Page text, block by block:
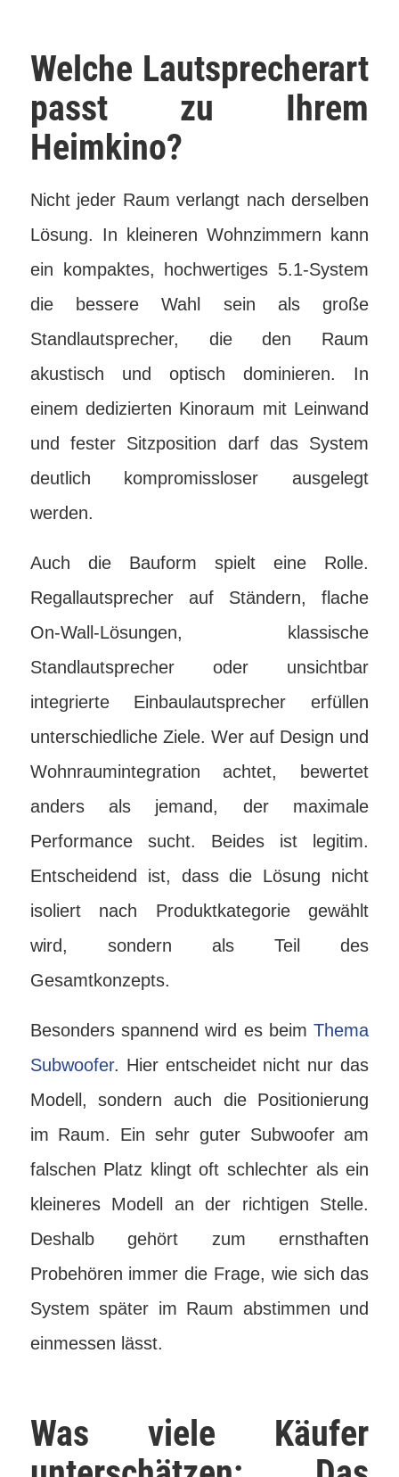
Welche Lautsprecherart
passt zu Ihrem
Heimkino?
Nicht jeder Raum verlangt nach derselben
Lösung. In kleineren Wohnzimmern kann
ein kompaktes, hochwertiges 5.1-System
die bessere Wahl sein als große
Standlautsprecher, die den Raum
akustisch und optisch dominieren. In
einem dedizierten Kinoraum mit Leinwand
und fester Sitzposition darf das System
deutlich kompromissloser ausgelegt
werden.
Auch die Bauform spielt eine Rolle.
Regallautsprecher auf Ständern, flache
On-Wall-Lösungen, klassische
Standlautsprecher oder unsichtbar
integrierte Einbaulautsprecher erfüllen
unterschiedliche Ziele. Wer auf Design und
Wohnraumintegration achtet, bewertet
anders als jemand, der maximale
Performance sucht. Beides ist legitim.
Entscheidend ist, dass die Lösung nicht
isoliert nach Produktkategorie gewählt
wird, sondern als Teil des
Gesamtkonzepts.
Besonders spannend wird es beimThema
Subwoofer. Hier entscheidet nicht nur das
Modell, sondern auch die Positionierung
im Raum. Ein sehr guter Subwoofer am
falschen Platz klingt oft schlechter als ein
kleineres Modell an der richtigen Stelle.
Deshalb gehört zum ernsthaften
Probehören immer die Frage, wie sich das
System später im Raum abstimmen und
einmessen lässt.
Was viele Käufer